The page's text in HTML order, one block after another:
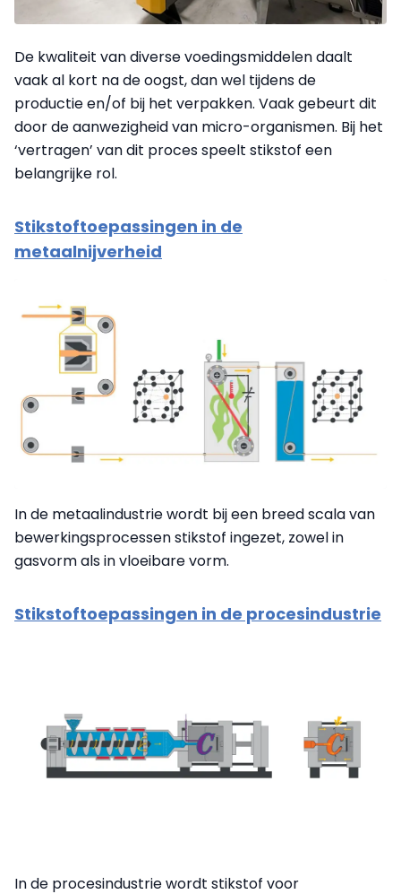
De kwaliteit van diverse voedingsmiddelen daalt
vaak al kort na de oogst, dan wel tijdens de
productie en/of bij het verpakken. Vaak gebeurt dit
door de aanwezigheid van micro-organismen. Bij het
‘vertragen’ van dit proces speelt stikstof een
belangrijke rol.
Stikstoftoepassingen in de
metaalnijverheid
In de metaalindustrie wordt bij een breed scala van
bewerkingsprocessen stikstof ingezet, zowel in
gasvorm als in vloeibare vorm.
Stikstoftoepassingen in de procesindustrie
In de procesindustrie wordt stikstof voor